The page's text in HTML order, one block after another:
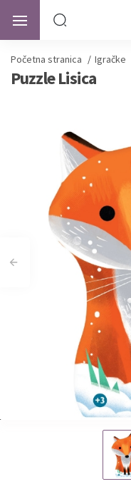
Početna stranica / Igračke
Puzzle Lisica